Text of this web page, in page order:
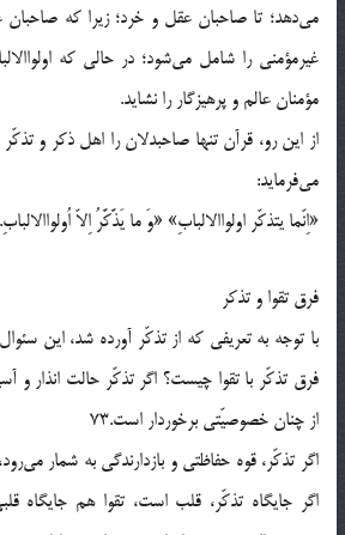
مى‌دهد؛ تا صاحبان عقل و خرد؛ زيرا كه
غيرمؤمنى را شامل مى‌شود؛ در حالى كه
مؤمنان عالم و پرهيزگار را نشايد.
از اين رو، قرآن تنها صاحبدلان را اهل ذكر و
مى‌فرمايد:
«اِنّما يتذكّر اولواالالبابِ» «وَ ما يَذَّكَّرُ اِلاّ
فرق تقوا و تذكر
با توجه به تعريفى كه از تذكّر آورده شد، اين
فرق تذكّر با تقوا چيست؟ اگر تذكّر حالت انذار و
از چنان خصوصيّتى برخوردار است.73